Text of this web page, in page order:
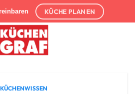
KÜCHE PLANEN
KÜCHENWISSEN